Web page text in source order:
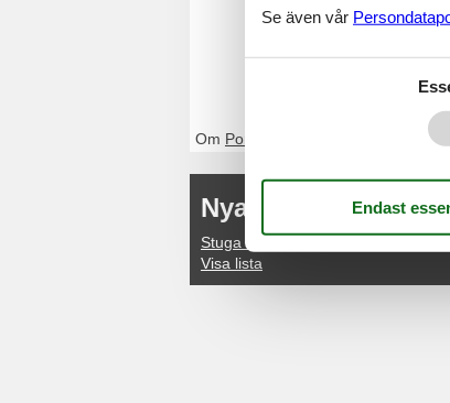
Genom
Om Portugal
Nya artiklar om
Stuga Costa Lisboa
Visa lista
Se även vår